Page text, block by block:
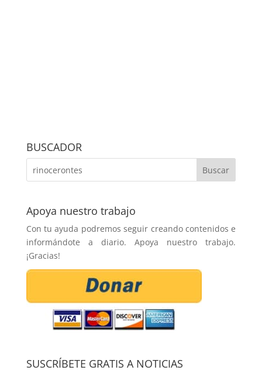
BUSCADOR
Apoya nuestro trabajo
Con tu ayuda podremos seguir creando contenidos e
informándote a diario. Apoya nuestro trabajo.
¡Gracias!
SUSCRÍBETE GRATIS A NOTICIAS